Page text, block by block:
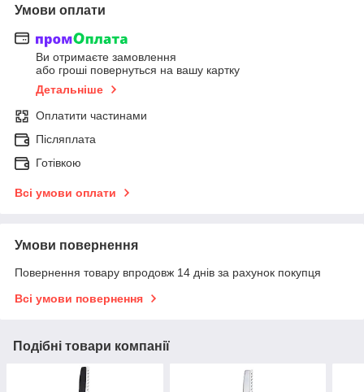
Умови оплати
Ви отримаєте замовлення
або гроші повернуться на вашу картку
Детальніше
Оплатити частинами
Післяплата
Готівкою
Всі умови оплати
Умови повернення
Повернення товару впродовж 14 днів за рахунок покупця
Всі умови повернення
Подібні товари компанії